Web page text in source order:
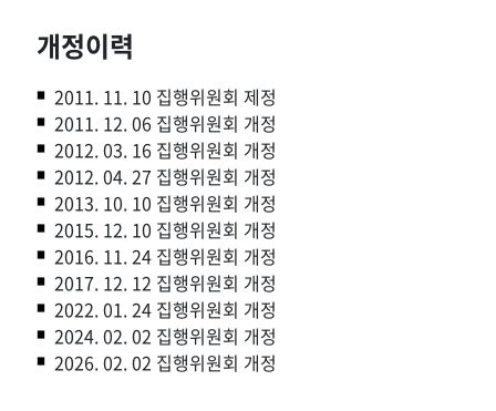
개정이력
2011. 11. 10 집행위원회 제정
2011. 12. 06 집행위원회 개정
2012. 03. 16 집행위원회 개정
2012. 04. 27 집행위원회 개정
2013. 10. 10 집행위원회 개정
2015. 12. 10 집행위원회 개정
2016. 11. 24 집행위원회 개정
2017. 12. 12 집행위원회 개정
2022. 01. 24 집행위원회 개정
2024. 02. 02 집행위원회 개정
2026. 02. 02 집행위원회 개정